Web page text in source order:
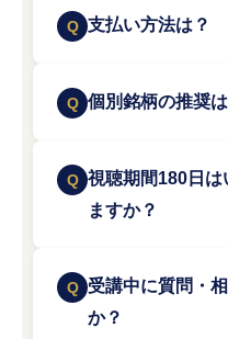
支払い方法は？
個別銘柄の推奨
視聴期間180日
ますか？
受講中に質問・
か？